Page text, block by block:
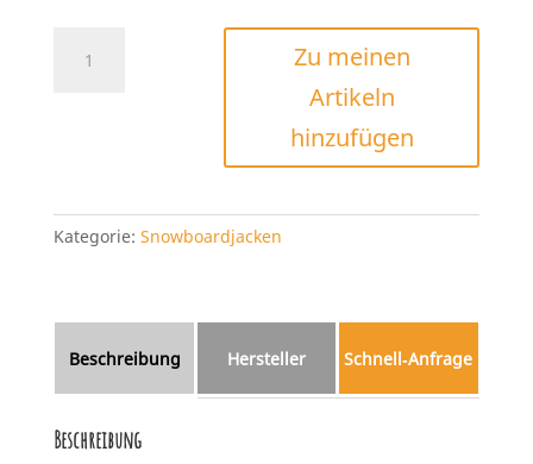
Seady
Zu meinen
Artikeln
hinzufügen
Kategorie: Snowboardjacken
Beschreibung Hersteller Schnell‑Anfrage
Beschreibung